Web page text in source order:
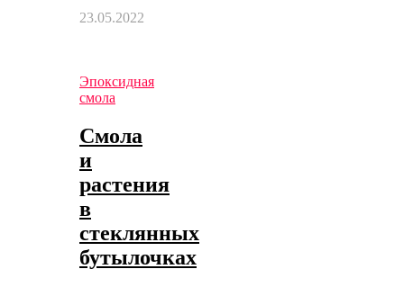
23.05.2022
Эпоксидная
смола
Смола
и
растения
в
стеклянных
бутылочках